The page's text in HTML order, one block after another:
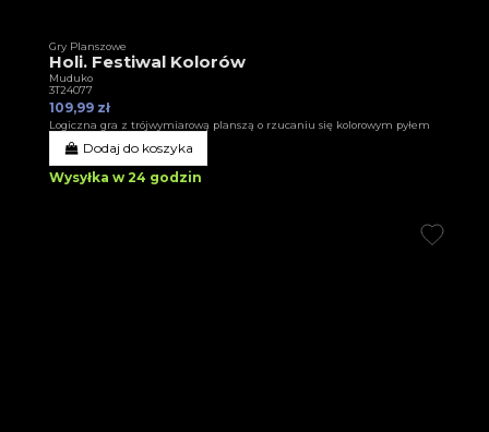
Gry Planszowe
Holi. Festiwal Kolorów
Muduko
3T24077
109,99 zł
Logiczna gra z trójwymiarową planszą o rzucaniu się kolorowym pyłem
Dodaj do koszyka
Wysyłka w 24 godzin